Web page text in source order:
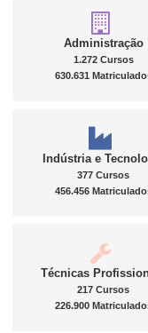
Administração
1.272 Cursos
630.631
Indústria e
377 Cursos
456.456
Técnicas
217 Cursos
226.900